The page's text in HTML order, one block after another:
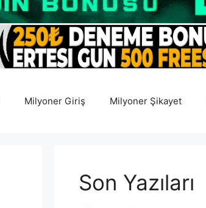
Milyoner Giriş Milyoner Şikayet
Son Yazıları